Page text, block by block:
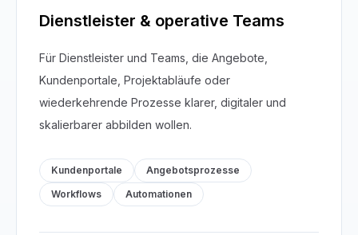
Dienstleister & operative Teams
Für Dienstleister und Teams, die Angebote,
Kundenportale, Projektabläufe oder
wiederkehrende Prozesse klarer, digitaler und
skalierbarer abbilden wollen.
Kundenportale
Angebotsprozesse
Workflows
Automationen